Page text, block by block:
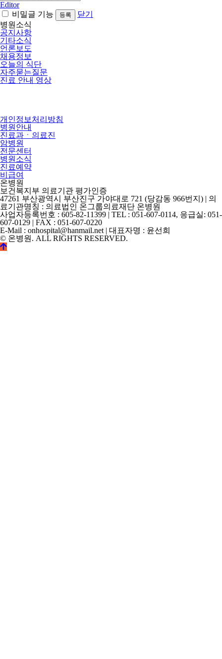
Editor
비밀글 기능
닫기
병원소식
공지사항
기타소식
언론보도
채용정보
오늘의 식단
자주묻는질문
진료 안내 영상
개인정보처리방침
병원안내
진료과ㆍ의료진
암병원
전문센터
병원소식
진료예약
비급여
온병원
보건복지부 의료기관 평가인증
47261 부산광역시 부산진구 가야대로 721 (당감동 966번지) | 의
료기관명칭 : 의료법인 온그룹의료재단 온병원
사업자등록번호 : 605-82-11399 | TEL : 051-607-0114, 응급실: 051-
607-0129 | FAX : 051-607-0220
E-Mail : onhospital@hanmail.net | 대표자명 : 윤선희
© 온병원. ALL RIGHTS RESERVED.
©
k2s0o2d0e0s1i0g1n.